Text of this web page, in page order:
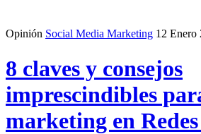
Opinión Social Media Marketing 12 Enero
8 claves y consejos
imprescindibles
marketing en Redes